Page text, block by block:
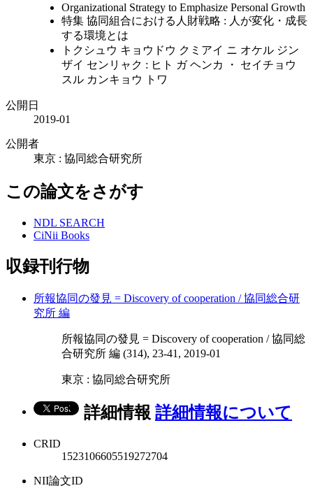
Organizational Strategy to Emphasize Personal Growth
特集 協同組合における人財戦略 : 人が変化・成長
する環境とは
トクシュウ キョウドウ クミアイ ニ オケル ジン
ザイ センリャク : ヒト ガ ヘンカ ・ セイチョウ
スル カンキョウ トワ
公開日
2019-01
公開者
東京 : 協同総合研究所
この論文をさがす
NDL SEARCH
CiNii Books
収録刊行物
所報協同の發見 = Discovery of cooperation / 協同総合研
究所 編
所報協同の發見 = Discovery of cooperation / 協同総
合研究所 編 (314), 23-41, 2019-01
東京 : 協同総合研究所
詳細情報 詳細情報について
CRID
1523106605519272704
NII論文ID